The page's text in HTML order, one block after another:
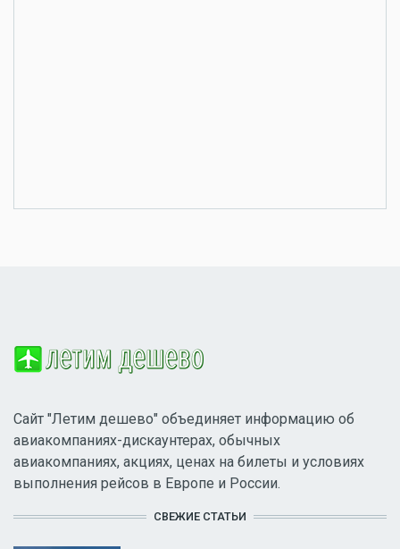
Сайт "Летим дешево" объединяет информацию об
авиакомпаниях-дискаунтерах, обычных
авиакомпаниях, акциях, ценах на билеты и условиях
выполнения рейсов в Европе и России.
СВЕЖИЕ СТАТЬИ